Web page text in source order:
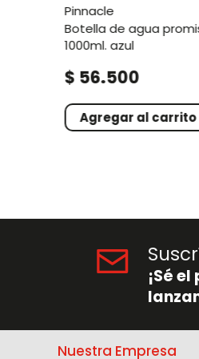
pinnacle
botella de agua promist
1000ml. azul
$ 56.500
Agregar al carrito
¡Sé
Nuestra Empresa